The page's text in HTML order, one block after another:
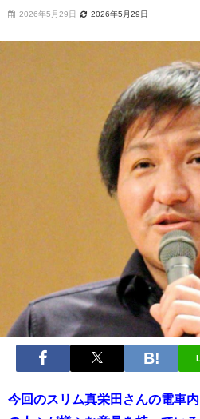
2026年5月29日 2026年5月29日
今回のスリム真栄田さんの電車